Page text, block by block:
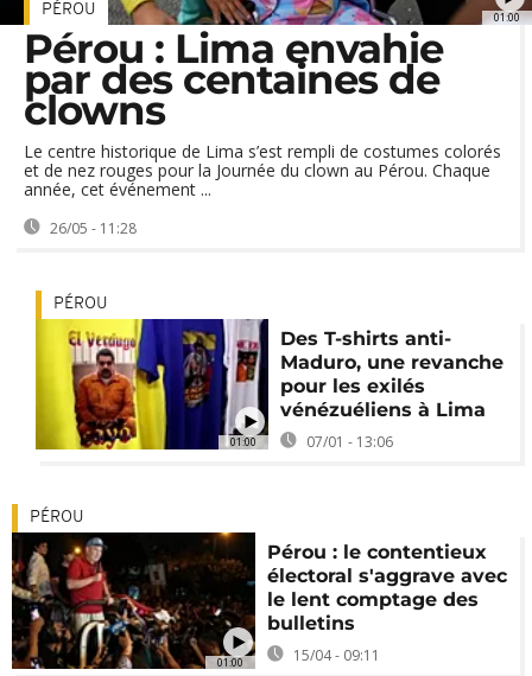
01:00
PÉROU
Pérou : Lima envahie
par des centaines de
clowns
Le centre historique de Lima s’est rempli de costumes colorés
et de nez rouges pour la Journée du clown au Pérou. Chaque
année, cet événement ...
26/05 - 11:28
01:00
PÉROU
Des T-shirts anti-
Maduro, une revanche
pour les exilés
vénézuéliens à Lima
07/01 - 13:06
01:00
PÉROU
Pérou : le contentieux
électoral s'aggrave avec
le lent comptage des
bulletins
15/04 - 09:11